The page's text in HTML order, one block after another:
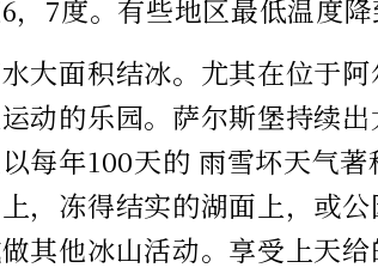
，7度。有些地区最低温度降
大面积结冰。尤其在位于
动的乐园。萨尔斯堡持续
每年100天的 雨雪坏天气
，冻得结实的湖面上，或公
其他冰山活动。享受上天给